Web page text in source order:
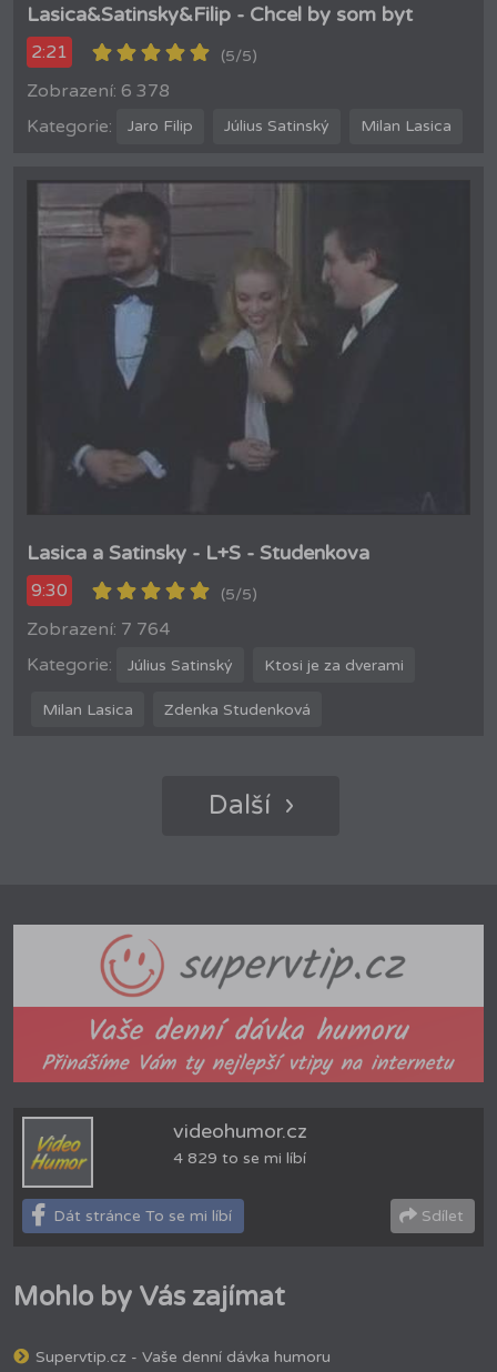
Lasica&Satinsky&Filip - Chcel by som byt
2:21 (5/5)
Zobrazení: 6 378
Kategorie:
Jaro Filip Július Satinský Milan Lasica
Lasica a Satinsky - L+S - Studenkova
9:30 (5/5)
Zobrazení: 7 764
Kategorie:
Július Satinský Ktosi je za dverami
Milan Lasica Zdenka Studenková
Další ›
videohumor.cz
4 829 to se mi líbí
Dát stránce To se mi líbí Sdílet
Mohlo by Vás zajímat
Supervtip.cz - Vaše denní dávka humoru